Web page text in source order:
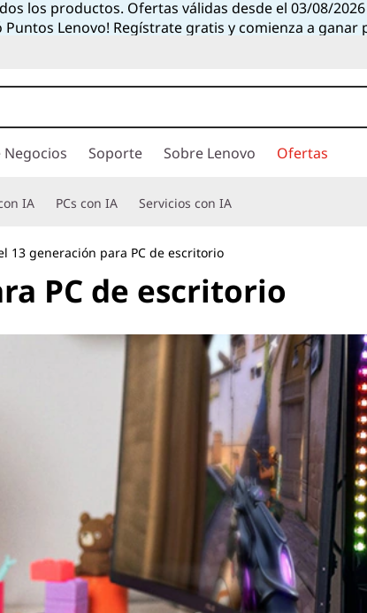
los productos. Ofertas válidas desde el 03/08/
Puntos Lenovo! Regístrate gratis y comienza a
Negocios Soporte Sobre Lenovo Ofertas
IA PCs con IA Servicios con IA
13 generación para PC de escritorio
PC de escritorio